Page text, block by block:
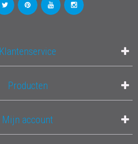
Klantenservice
Producten
Mijn account